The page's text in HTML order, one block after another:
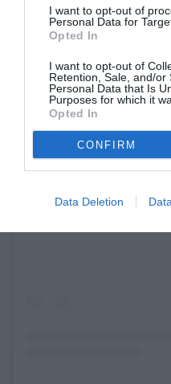
I want to opt-out of
Personal Data for
Opted In
I want to opt-out of
Retention, Sale, and/or
Personal Data that Is
Purposes for which it
Opted In
CONFIRM
Data Deletion
Δείτε αυτή τη